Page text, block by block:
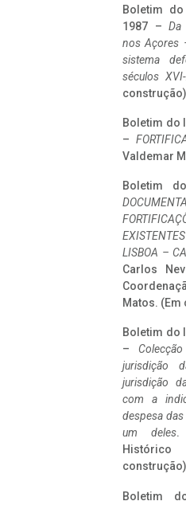
Boletim do
1987 – Da
nos Açores
sistema
séculos
construção)
Boletim do
–
Valdemar
Boletim
LISBOA –
Carlos
Matos.
Boletim do
–
jurisdição
jurisdição
com a
despesa
um deles.
construção)
Boletim